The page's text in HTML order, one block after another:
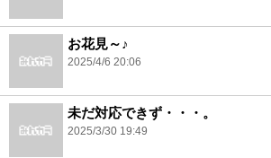
お花見～♪
2025/4/6 20:06
未だ対応できず・・・。
2025/3/30 19:49